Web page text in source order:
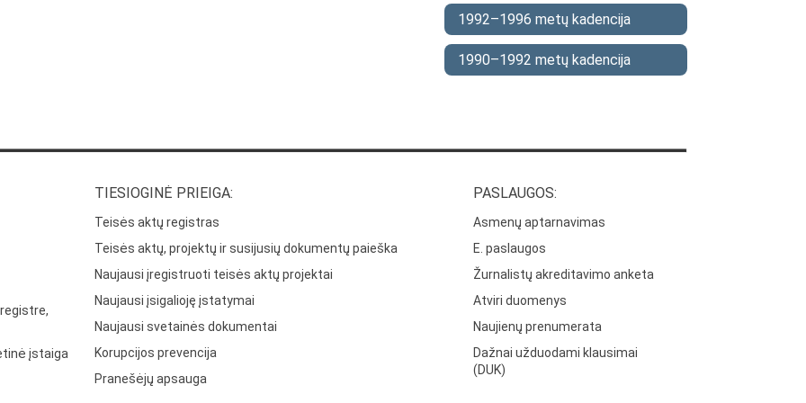
1992–1996 metų kadencija
1990–1992 metų kadencija
įstaiga
TIESIOGINĖ PRIEIGA:
Teisės aktų registras
Teisės aktų, projektų ir susijusių dokumentų paieška
Naujausi įregistruoti teisės aktų projektai
Naujausi įsigalioję įstatymai
Naujausi svetainės dokumentai
Korupcijos prevencija
Pranešėjų apsauga
PASLAUGOS:
Asmenų aptarnavimas
E. paslaugos
Žurnalistų akreditavimo anketa
Atviri duomenys
Naujienų prenumerata
Dažnai užduodami klausimai
(DUK)